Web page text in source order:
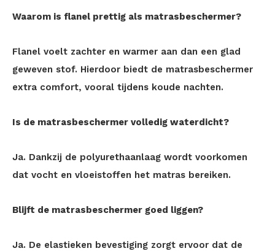
Waarom is flanel prettig als matrasbeschermer?
Flanel voelt zachter en warmer aan dan een glad
geweven stof. Hierdoor biedt de matrasbeschermer
extra comfort, vooral tijdens koude nachten.
Is de matrasbeschermer volledig waterdicht?
Ja. Dankzij de polyurethaanlaag wordt voorkomen
dat vocht en vloeistoffen het matras bereiken.
Blijft de matrasbeschermer goed liggen?
Ja. De elastieken bevestiging zorgt ervoor dat de